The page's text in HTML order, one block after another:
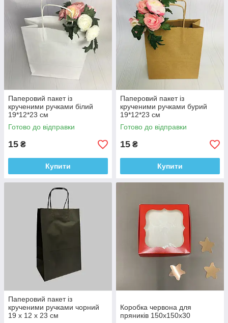
Паперовий пакет із
крученими ручками білий
19*12*23 см
Готово до відправки
15 ₴
Купити
Паперовий пакет із
крученими ручками бурий
19*12*23 см
Готово до відправки
15 ₴
Купити
Паперовий пакет із
крученими ручками чорний
19 х 12 х 23 см
Коробка червона для
пряників 150х150х30